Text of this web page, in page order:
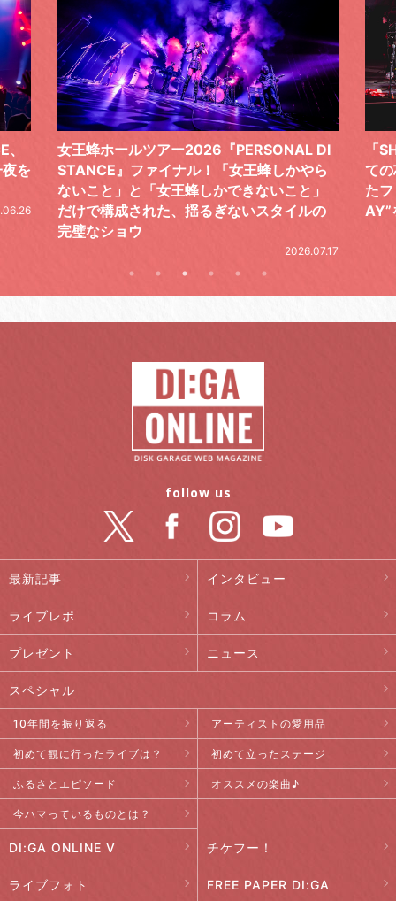
ら
の
「SHISHAMOでした!!!」ロックバンドとし
ての芯を貫き通し、笑顔と感謝で泳ぎ切っ
たファイナルライブ、DAY2“GOODBYE D
AY”をレポート
気
レ
最新記事 インタビュー
ライブレポ コラム
プレゼント ニュース
スペシャル
10年間を振り返る アーティストの愛用品
初めて観に行ったライブは？ 初めて立ったステージ
ふるさとエピソード オススメの楽曲♪
今ハマっているものとは？
DI:GA ONLINE V チケフー！
ライブフォト FREE PAPER DI:GA
follow us